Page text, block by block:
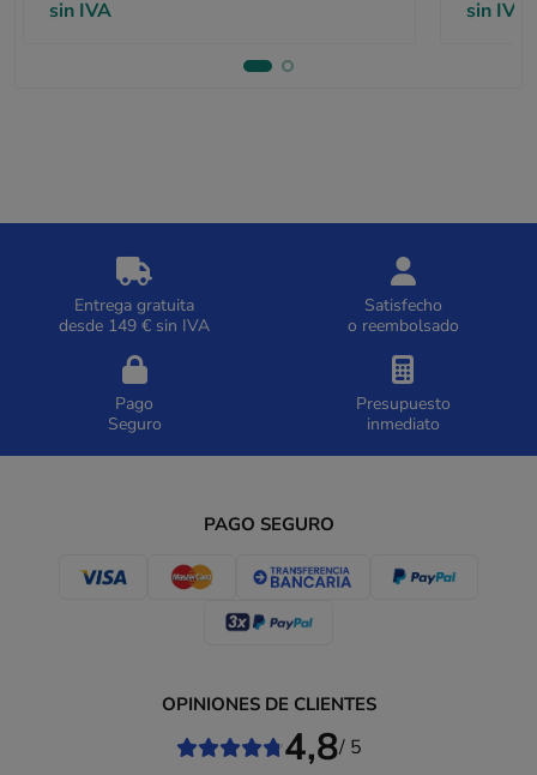
sin IVA sin IVA
Entrega gratuita
desde 149 € sin IVA
Satisfecho
o reembolsado
Pago
Seguro
Presupuesto
inmediato
PAGO SEGURO
OPINIONES DE CLIENTES
4,8/ 5